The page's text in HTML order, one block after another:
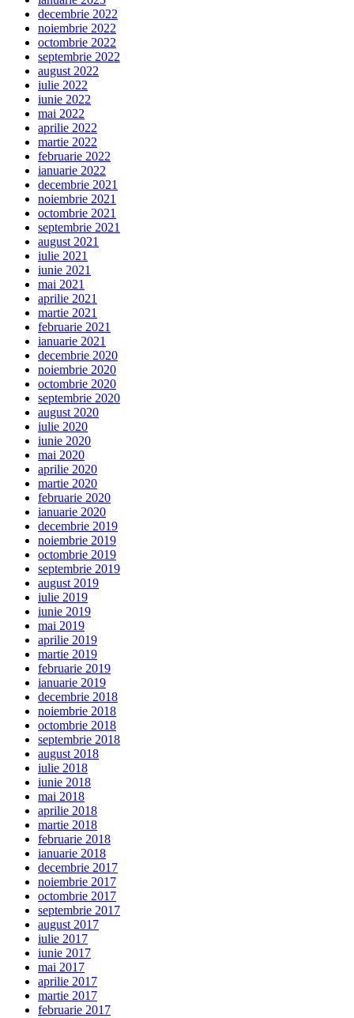
decembrie 2022
noiembrie 2022
octombrie 2022
septembrie 2022
august 2022
iulie 2022
iunie 2022
mai 2022
aprilie 2022
martie 2022
februarie 2022
ianuarie 2022
decembrie 2021
noiembrie 2021
octombrie 2021
septembrie 2021
august 2021
iulie 2021
iunie 2021
mai 2021
aprilie 2021
martie 2021
februarie 2021
ianuarie 2021
decembrie 2020
noiembrie 2020
octombrie 2020
septembrie 2020
august 2020
iulie 2020
iunie 2020
mai 2020
aprilie 2020
martie 2020
februarie 2020
ianuarie 2020
decembrie 2019
noiembrie 2019
octombrie 2019
septembrie 2019
august 2019
iulie 2019
iunie 2019
mai 2019
aprilie 2019
martie 2019
februarie 2019
ianuarie 2019
decembrie 2018
noiembrie 2018
octombrie 2018
septembrie 2018
august 2018
iulie 2018
iunie 2018
mai 2018
aprilie 2018
martie 2018
februarie 2018
ianuarie 2018
decembrie 2017
noiembrie 2017
octombrie 2017
septembrie 2017
august 2017
iulie 2017
iunie 2017
mai 2017
aprilie 2017
martie 2017
februarie 2017